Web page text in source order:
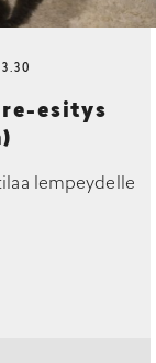
esitys
lempeydelle